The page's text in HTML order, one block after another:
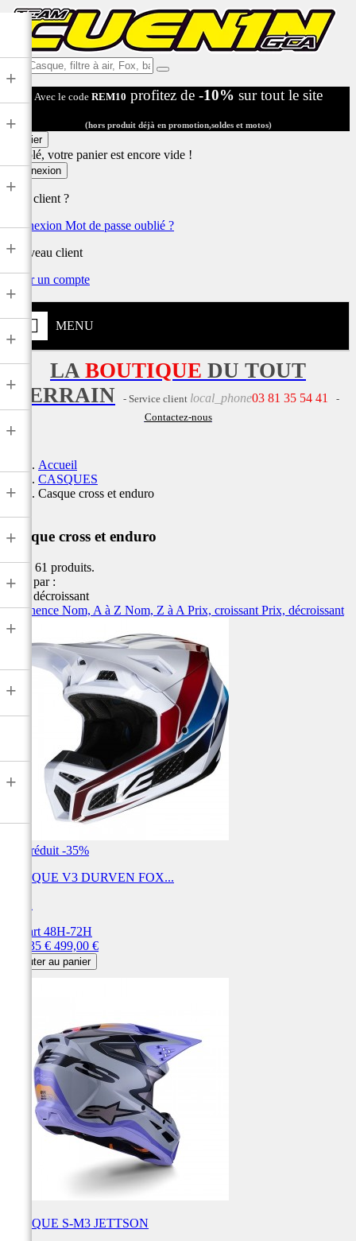
Ex:
Casque,
filtre
air,
Fox,
...
Avec le code REM10 profitez de -10% sur tout le site
(hors produit déjà en promotion,soldes et motos)
Panier
Désolé, votre panier est encore vide !
Connexion
Déjà client ?
Connexion Mot de passe oublié ?
Nouveau client
Créer un compte
MENU
+
+
+
+
+
+
+
+
+
+
+
+
+
+
LA BOUTIQUE DU TOUT
TERRAIN
- Service client local_phone03 81 35 54 41
-
Contactez-nous
Accueil
CASQUES
Casque cross et enduro
Casque cross et enduro
Il y a 61 produits.
Trier par :
Prix, décroissant
Pertinence Nom, A à Z Nom, Z à A Prix, croissant Prix, décroissant
Prix réduit -35%
CASQUE V3 DURVEN FOX...
Départ 48H-72H
324,35 € Prix
de
base
499,00 €
Ajouter au panier
CASQUE S-M3 JETTSON